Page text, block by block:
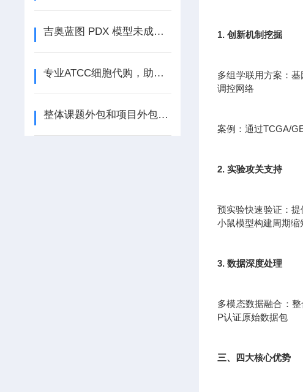
吉奥蓝图 PDX 模型未成瘤即免单
专业ATCC细胞代购，助力科研无忧
整体课题外包和项目外包-为什么越来越多的企业选择实验外包?
1. 创新机制挖掘
多组学联用方案：
调控网络
案例：通过TCGA/
2. 实验攻关支持
预实验快速验证：
小鼠模型构建周期缩
3. 数据深度处理
多模态数据融合：
P认证原始数据包
三、四大核心优势